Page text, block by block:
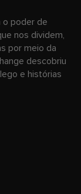
o poder de
nos dividem,
por meio da
descobriu
e histórias